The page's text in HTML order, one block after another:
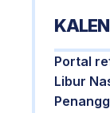
Portal
Libur